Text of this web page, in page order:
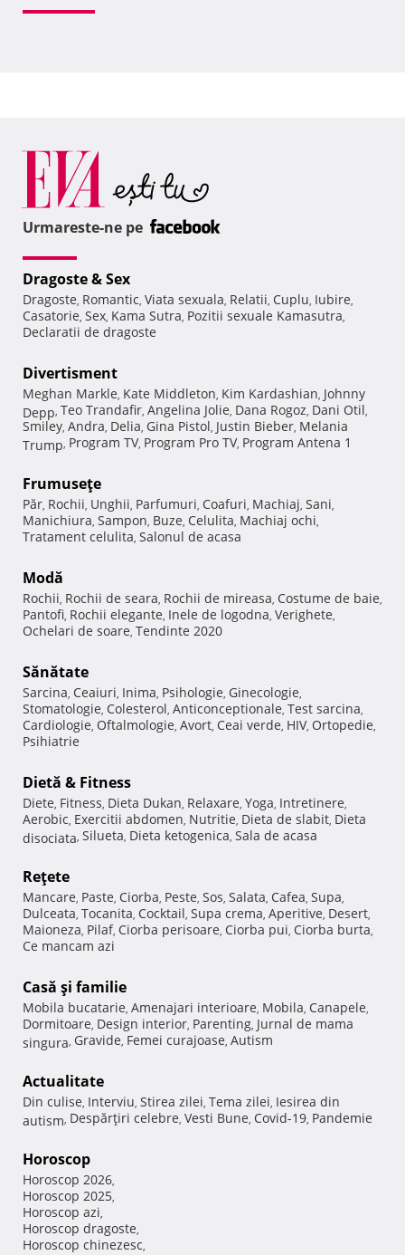
Urmareste-ne pe
Dragoste & Sex
Dragoste, Romantic, Viata sexuala, Relatii, Cuplu, Iubire,
Casatorie, Sex, Kama Sutra, Pozitii sexuale Kamasutra,
Declaratii de dragoste
Divertisment
Meghan Markle, Kate Middleton, Kim Kardashian, Johnny
Depp, Teo Trandafir, Angelina Jolie, Dana Rogoz, Dani Otil,
Smiley, Andra, Delia, Gina Pistol, Justin Bieber, Melania
Trump, Program TV, Program Pro TV, Program Antena 1
Frumuseţe
Păr, Rochii, Unghii, Parfumuri, Coafuri, Machiaj, Sani,
Manichiura, Sampon, Buze, Celulita, Machiaj ochi,
Tratament celulita, Salonul de acasa
Modă
Rochii, Rochii de seara, Rochii de mireasa, Costume de baie,
Pantofi, Rochii elegante, Inele de logodna, Verighete,
Ochelari de soare, Tendinte 2020
Sănătate
Sarcina, Ceaiuri, Inima, Psihologie, Ginecologie,
Stomatologie, Colesterol, Anticonceptionale, Test sarcina,
Cardiologie, Oftalmologie, Avort, Ceai verde, HIV, Ortopedie,
Psihiatrie
Dietă & Fitness
Diete, Fitness, Dieta Dukan, Relaxare, Yoga, Intretinere,
Aerobic, Exercitii abdomen, Nutritie, Dieta de slabit, Dieta
disociata, Silueta, Dieta ketogenica, Sala de acasa
Reţete
Mancare, Paste, Ciorba, Peste, Sos, Salata, Cafea, Supa,
Dulceata, Tocanita, Cocktail, Supa crema, Aperitive, Desert,
Maioneza, Pilaf, Ciorba perisoare, Ciorba pui, Ciorba burta,
Ce mancam azi
Casă şi familie
Mobila bucatarie, Amenajari interioare, Mobila, Canapele,
Dormitoare, Design interior, Parenting, Jurnal de mama
singura, Gravide, Femei curajoase, Autism
Actualitate
Din culise, Interviu, Stirea zilei, Tema zilei, Iesirea din
autism, Despărţiri celebre, Vesti Bune, Covid-19, Pandemie
Horoscop
Horoscop 2026,
Horoscop 2025,
Horoscop azi,
Horoscop dragoste,
Horoscop chinezesc,